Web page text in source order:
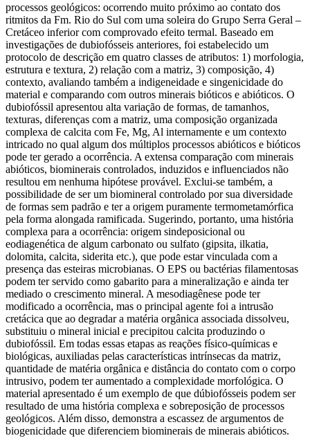
processos geológicos: ocorrendo muito próximo ao contato dos
ritmitos da Fm. Rio do Sul com uma soleira do Grupo Serra Geral –
Cretáceo inferior com comprovado efeito termal. Baseado em
investigações de dubiofósseis anteriores, foi estabelecido um
protocolo de descrição em quatro classes de atributos: 1) morfologia,
estrutura e textura, 2) relação com a matriz, 3) composição, 4)
contexto, avaliando também a indigeneidade e singenicidade do
material e comparando com outros minerais bióticos e abióticos. O
dubiofóssil apresentou alta variação de formas, de tamanhos,
texturas, diferenças com a matriz, uma composição organizada
complexa de calcita com Fe, Mg, Al internamente e um contexto
intricado no qual algum dos múltiplos processos abióticos e bióticos
pode ter gerado a ocorrência. A extensa comparação com minerais
abióticos, biominerais controlados, induzidos e influenciados não
resultou em nenhuma hipótese provável. Exclui-se também, a
possibilidade de ser um biomineral controlado por sua diversidade
de formas sem padrão e ter a origem puramente termometamórfica
pela forma alongada ramificada. Sugerindo, portanto, uma história
complexa para a ocorrência: origem sindeposicional ou
eodiagenética de algum carbonato ou sulfato (gipsita, ilkatia,
dolomita, calcita, siderita etc.), que pode estar vinculada com a
presença das esteiras microbianas. O EPS ou bactérias filamentosas
podem ter servido como gabarito para a mineralização e ainda ter
mediado o crescimento mineral. A mesodiagênese pode ter
modificado a ocorrência, mas o principal agente foi a intrusão
cretácica que ao degradar a matéria orgânica associada dissolveu,
substituiu o mineral inicial e precipitou calcita produzindo o
dubiofóssil. Em todas essas etapas as reações físico-químicas e
biológicas, auxiliadas pelas características intrínsecas da matriz,
quantidade de matéria orgânica e distância do contato com o corpo
intrusivo, podem ter aumentado a complexidade morfológica. O
material apresentado é um exemplo de que dúbiofósseis podem ser
resultado de uma história complexa e sobreposição de processos
geológicos. Além disso, demonstra a escassez de argumentos de
biogenicidade que diferenciem biominerais de minerais abióticos.